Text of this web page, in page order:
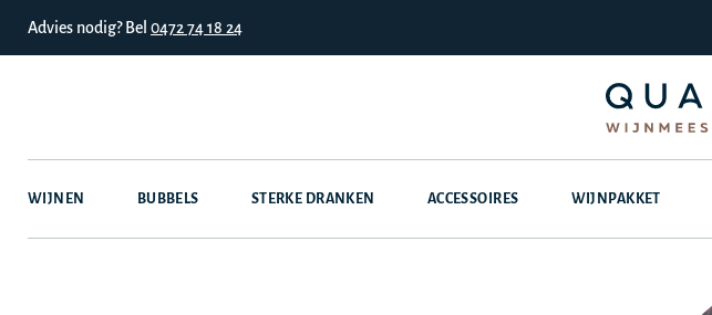
Advies nodig? Bel 0472 74 18 24
WIJNEN BUBBELS STERKE DRANKEN ACCESSOIRES WIJNPAKKET